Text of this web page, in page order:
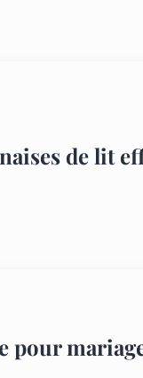
de lit